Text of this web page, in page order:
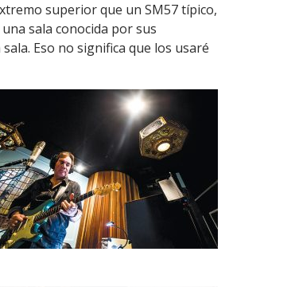
superior que un SM57 típico,
sala conocida por sus
Eso no significa que los usaré